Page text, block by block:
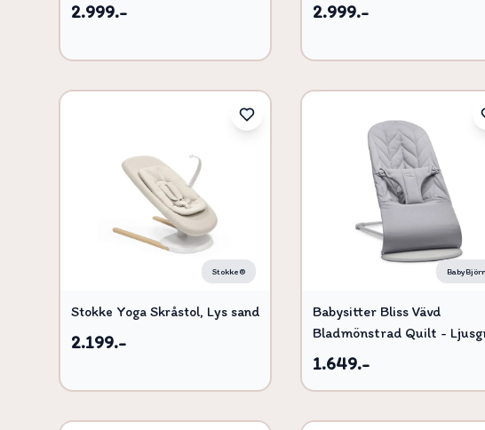
2.999.- 2.999.-
Stokke®
Stokke Yoga Skråstol, Lys sand
2.199.-
Babysitter Bliss Vävd
Bladmönstrad Quilt -
1.649.-